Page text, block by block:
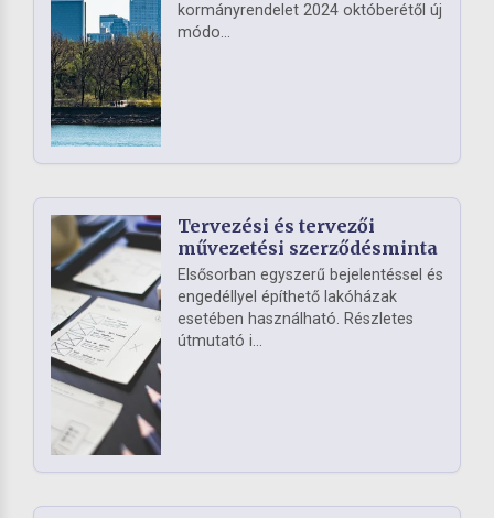
kormányrendelet 2024 októberétől új
módo...
Tervezési és tervezői
művezetési szerződésminta
Elsősorban egyszerű bejelentéssel és
engedéllyel építhető lakóházak
esetében használható. Részletes
útmutató i...